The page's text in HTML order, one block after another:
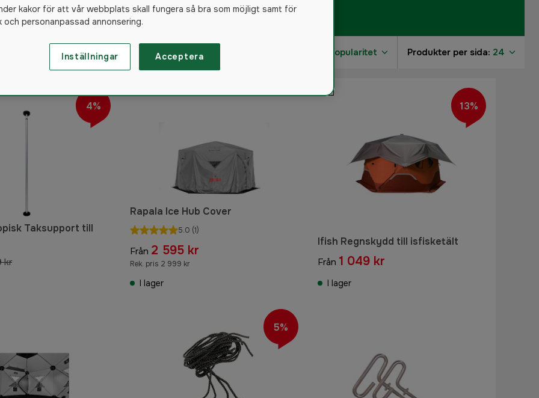
Kläder för vinterfiske
22 Popularitet Produkter per sida: 24
Taksupport till
kr
4%
Rapala Ice Hub Cover
5.0 (1)
Från 2 595 kr
Rek. pris 2 999 kr
I lager
Ifish Regnskydd till isfisketält
Från 1 049 kr
I lager
13%
5%
kakor för att vår webbplats skall fungera så bra som möjligt samt för
personanpassad annonsering.
Inställningar Acceptera